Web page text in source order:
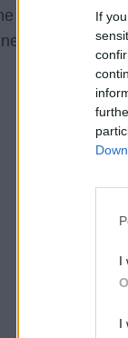
If
I
I
reformy, które
trybu życiu